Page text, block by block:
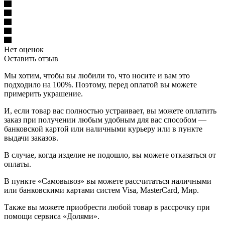
Нет оценок
Оставить отзыв
Мы хотим, чтобы вы любили то, что носите и вам это
подходило на 100%. Поэтому, перед оплатой вы можете
примерить украшение.
И, если товар вас полностью устраивает, вы можете оплатить
заказ при получении любым удобным для вас способом —
банковской картой или наличными курьеру или в пункте
выдачи заказов.
В случае, когда изделие не подошло, вы можете отказаться от
оплаты.
В пункте «Самовывоз» вы можете рассчитаться наличными
или банковскими картами систем Visa, MasterCard, Мир.
Также вы можете приобрести любой товар в рассрочку при
помощи сервиса «Долями».